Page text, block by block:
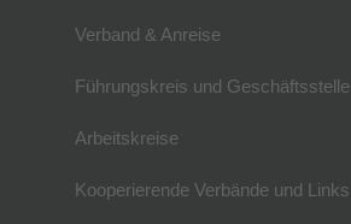
Verband & Anreise
Führungskreis und Geschäftsstelle
Arbeitskreise
Kooperierende Verbände und Links